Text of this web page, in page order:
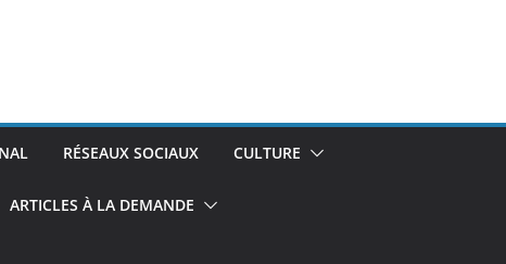
RÉSEAUX SOCIAUX CULTURE
ARTICLES À LA DEMANDE